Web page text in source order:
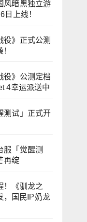
风暗黑独立游
日上线！
役》正式公测
役》公测定档
4幸运派送中
测试」正式开
服「觉醒测
再绽
！《驯龙之
，国民IP奶龙